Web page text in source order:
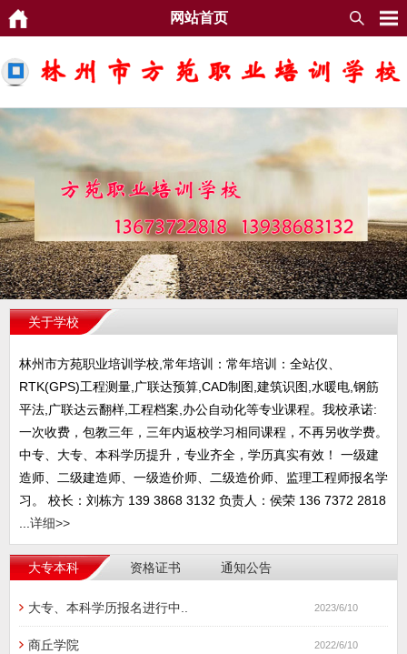
网站首页
关于学校
林州市方苑职业培训学校,常年培训：常年培训：全站仪、
RTK(GPS)工程测量,广联达预算,CAD制图,建筑识图,水暖电,钢筋
平法,广联达云翻样,工程档案,办公自动化等专业课程。我校承诺:
一次收费，包教三年，三年内返校学习相同课程，不再另收学费。
中专、大专、本科学历提升，专业齐全，学历真实有效！ 一级建
造师、二级建造师、一级造价师、二级造价师、监理工程师报名学
习。 校长：刘栋方 139 3868 3132 负责人：侯荣 136 7372 2818
...详细>>
大专本科 资格证书 通知公告
大专、本科学历报名进行中.. 2023/6/10
商丘学院 2022/6/10